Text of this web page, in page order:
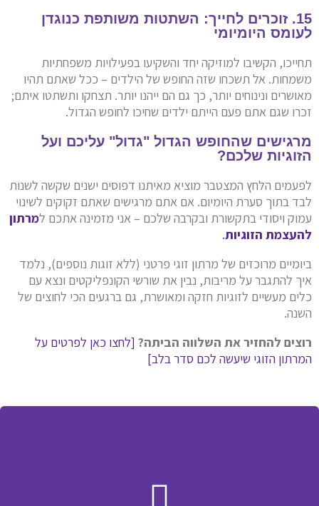
15. זוכרים לחייך: השתטות משותפת כנוגדן
לעומס היומיומי
תחייכו, הקשיבו למוזיקה יחד והשקיעו בפעילויות משפחתיות
משמחות. אל תשכחו שזה החופש של הילדים – ככל שאתם תהיו
מאושרים ונינוחים יותר, כך גם הם ייהנו יותר. תצחקו ותשתטו איתם;
זכרו שגם אתם פעם הייתם ילדים שחיכו לחופש הגדול.
מרגישים שהחופש הגדול "גדול" עליכם ועל
הזוגיות שלכם?
לפעמים הלחץ המצטבר מוציא מאיתנו דפוסים ישנים שקשה לשנות
לבד בתוך סערת היומיום. אם אתם מרגישים שאתם זקוקים לשינוי
עמוק ויסודי בתקשורת ובקרבה שלכם – אני מזמינה אתכם למרתון
להעצמת הזוגיות.
ביומיים מרוכזים של מרתון זוגי פרטני (ללא זוגות נוספים), נלמד
איך להתגבר על מריבות, נבין את שורשי הקונפליקטים ונצא עם
כלים מעשיים לזוגיות חזקה ומאושרת, גם ברגעים הכי לחוצים של
השנה.
רוצים להחזיר את השלווה הביתה? [לחצו כאן לפרטים על
המרתון הזוגי שיעשה לכם סדר בלב]